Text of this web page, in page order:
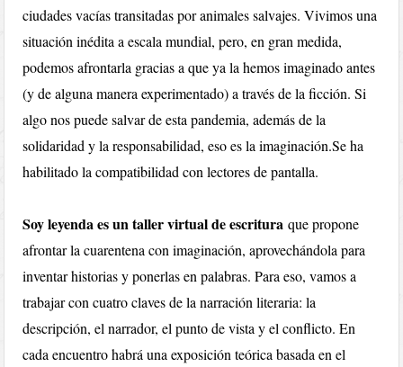
ciudades vacías transitadas por animales salvajes. Vivimos una
situación inédita a escala mundial, pero, en gran medida,
podemos afrontarla gracias a que ya la hemos imaginado antes
(y de alguna manera experimentado) a través de la ficción. Si
algo nos puede salvar de esta pandemia, además de la
solidaridad y la responsabilidad, eso es la imaginación.Se ha
habilitado la compatibilidad con lectores de pantalla.
Soy leyenda es un taller virtual de escritura que propone
afrontar la cuarentena con imaginación, aprovechándola para
inventar historias y ponerlas en palabras. Para eso, vamos a
trabajar con cuatro claves de la narración literaria: la
descripción, el narrador, el punto de vista y el conflicto. En
cada encuentro habrá una exposición teórica basada en el